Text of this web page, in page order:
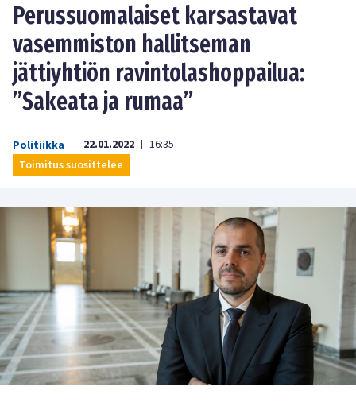
Perussuomalaiset karsastavat
vasemmiston hallitseman
jättiyhtiön ravintolashoppailua:
”Sakeata ja rumaa”
Politiikka 22.01.2022 | 16:35
Toimitus suosittelee